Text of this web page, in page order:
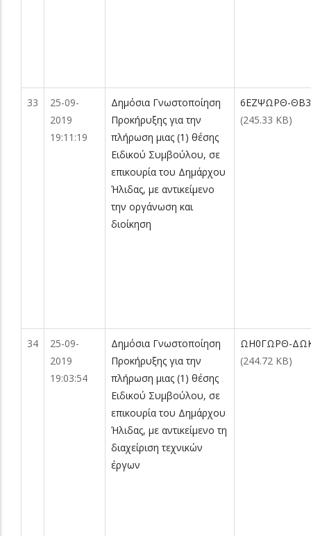
33
25-09-
2019
19:11:19
Δημόσια Γνωστοποίηση
Προκήρυξης για την
πλήρωση μιας (1) θέσης
Ειδικού Συμβούλου, σε
επικουρία του Δημάρχου
Ήλιδας, με αντικείμενο
την οργάνωση και
διοίκηση
6ΕΖΨΩΡΘ-
(245.33 KB)
34
25-09-
2019
19:03:54
Δημόσια Γνωστοποίηση
Προκήρυξης για την
πλήρωση μιας (1) θέσης
Ειδικού Συμβούλου, σε
επικουρία του Δημάρχου
Ήλιδας, με αντικείμενο τη
διαχείριση τεχνικών
έργων
ΩΗ0ΓΩΡΘ-
(244.72 KB)